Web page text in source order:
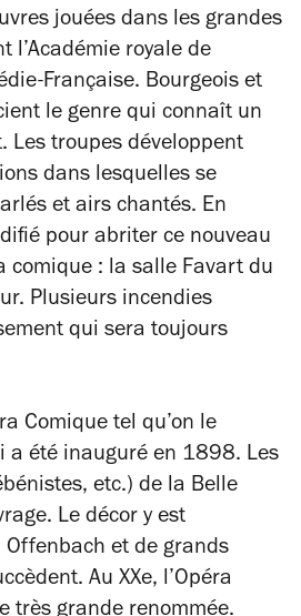
jouées dans les grandes
l’Académie royale de
Française. Bourgeois et
le genre qui connaît un
Les troupes développent
dans lesquelles se
et airs chantés. En
pour abriter ce nouveau
comique : la salle Favart du
Plusieurs incendies
qui sera toujours
Comique tel qu’on le
a été inauguré en 1898. Les
etc.) de la Belle
Le décor y est
Offenbach et de grands
Au XXe, l’Opéra